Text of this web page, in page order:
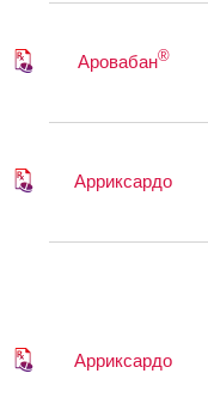
Аровабан®
Арриксардо
Арриксардо